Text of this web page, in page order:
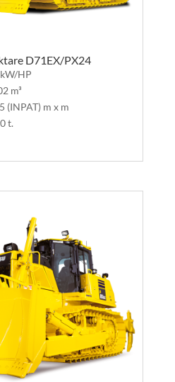
D71EX/PX24
HP
m³
(INPAT) m x m
t.